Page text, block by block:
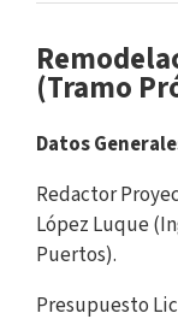
(Tramo
Datos
Redactor
López Luque
Puertos).
Presupuesto